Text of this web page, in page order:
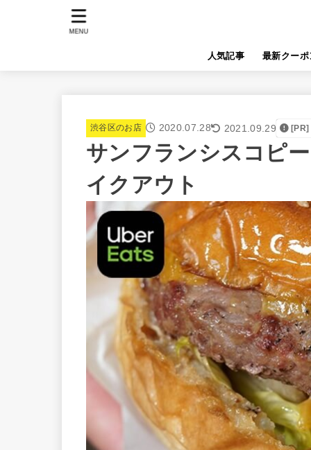
人気記事 最新クーポ
MENU
渋谷区のお店 2020.07.28 2021.09.29 [PR]
サンフランシスコピ
イクアウト